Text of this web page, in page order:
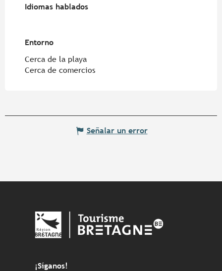
Idiomas hablados
Idiomas hablados
Entorno
Entorno
Cerca de la playa
Cerca de comercios
Señalar un error
¡Síganos!